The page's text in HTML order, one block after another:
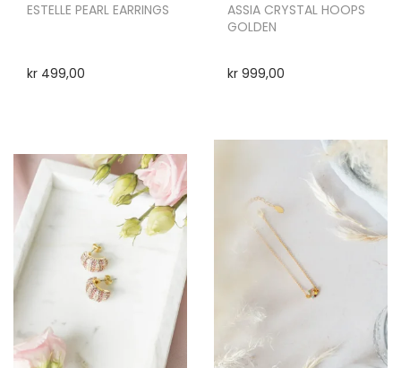
ESTELLE PEARL EARRINGS
kr 499,00
ASSIA CRYSTAL HOOPS
GOLDEN
kr999,00